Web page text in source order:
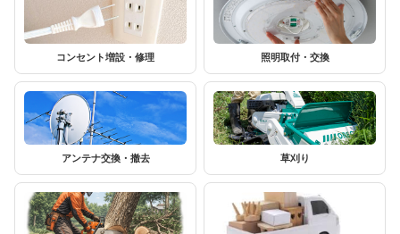
コンセント増設・修理 照明取付・交換
アンテナ交換・撤去 草刈り